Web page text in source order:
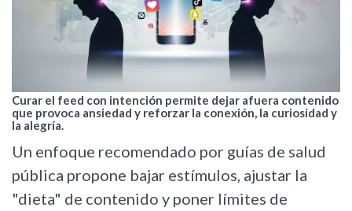
Curar el feed con intención permite dejar afuera contenido
que provoca ansiedad y reforzar la conexión, la curiosidad y
la alegría.
Un enfoque recomendado por guías de salud
pública propone bajar estímulos, ajustar la
"dieta" de contenido y poner límites de